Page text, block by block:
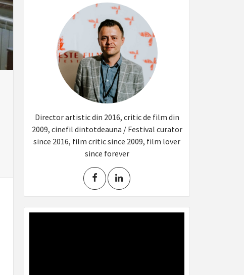
Director artistic din 2016, critic de film din
2009, cinefil dintotdeauna / Festival curator
since 2016, film critic since 2009, film lover
since forever